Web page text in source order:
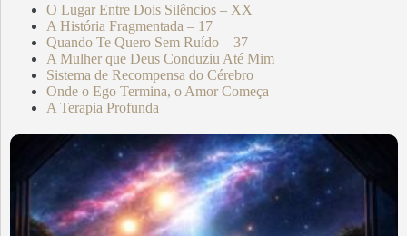
O Lugar Entre Dois Silêncios – XX
A História Fragmentada – 17
Quando Te Quero Sem Ruído – 37
A Mulher que Deus Conduziu Até Mim
Sistema de Recompensa do Cérebro
Onde o Ego Termina, o Amor Começa
A Terapia Profunda